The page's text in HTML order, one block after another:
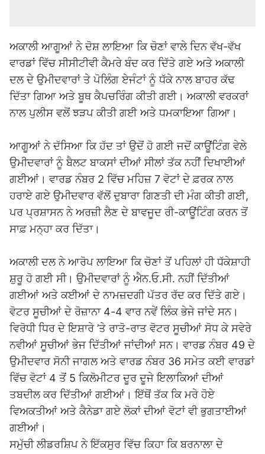
ਅਕਾਲੀ ਆਗੂਆਂ ਨੇ ਦੋਸ਼ ਲਾਇਆ ਕਿ ਚੋਣਾਂ ਵਾਲੇ ਦਿਨ ਵੱਖ-ਵੱਖ
ਵਾਰਡਾਂ ਵਿੱਚ ਸੀਸੀਟੀਵੀ ਕੈਮਰੇ ਬੰਦ ਕਰ ਦਿੱਤੇ ਗਏ ਅਤੇ ਅਕਾਲੀ
ਦਲ ਦੇ ਉਮੀਦਵਾਰਾਂ ਤੇ ਪੋਲਿੰਗ ਏਜੰਟਾਂ ਨੂੰ ਧੱਕੇ ਨਾਲ ਬਾਹਰ ਕੱਢ
ਦਿੱਤਾ ਗਿਆ ਅਤੇ ਬੂਥ ਕੈਪਚਰਿੰਗ ਕੀਤੀ ਗਈ। ਅਕਾਲੀ ਵਰਕਰਾਂ
ਨਾਲ ਪੁਲੀਸ ਵਲੋਂ ਝੜਪ ਕੀਤੀ ਗਈ ਅਤੇ ਧਮਕਾਇਆ ਗਿਆ।
ਆਗੂਆਂ ਨੇ ਦੱਸਿਆ ਕਿ ਹੱਦ ਤਾਂ ਉਦੋਂ ਹੋ ਗਈ ਜਦੋਂ ਕਾਊਂਟਿੰਗ ਵੇਲੇ
ਉਮੀਦਵਾਰਾਂ ਨੂੰ ਬੈਲਟ ਬਾਕਸਾਂ ਦੀਆਂ ਸੀਲਾਂ ਤੱਕ ਨਹੀਂ ਦਿਖਾਈਆਂ
ਗਈਆਂ। ਵਾਰਡ ਨੰਬਰ 2 ਵਿੱਚ ਮਹਿਜ਼ 7 ਵੋਟਾਂ ਦੇ ਫ਼ਰਕ ਨਾਲ
ਹਰਾਏ ਗਏ ਉਮੀਦਵਾਰ ਵੱਲੋਂ ਦੁਬਾਰਾ ਗਿਣਤੀ ਦੀ ਮੰਗ ਕੀਤੀ ਗਈ,
ਪਰ ਪ੍ਰਸ਼ਾਸਨ ਨੇ ਅਰਜ਼ੀ ਲੈਣ ਦੇ ਬਾਵਜੂਦ ਰੀ-ਕਾਊਂਟਿੰਗ ਕਰਨ ਤੋਂ
ਸਾਫ਼ ਮਨ੍ਹਾ ਕਰ ਦਿੱਤਾ।
ਅਕਾਲੀ ਦਲ ਨੇ ਆਰੋਪ ਲਾਇਆ ਕਿ ਚੋਣਾਂ ਤੋਂ ਪਹਿਲਾਂ ਹੀ ਧੱਕੇਸ਼ਾਹੀ
ਸ਼ੁਰੂ ਹੋ ਗਈ ਸੀ। ਉਮੀਦਵਾਰਾਂ ਨੂੰ ਐਨ.ਓ.ਸੀ. ਨਹੀਂ ਦਿੱਤੀਆਂ
ਗਈਆਂ ਅਤੇ ਕਈਆਂ ਦੇ ਨਾਮਜ਼ਦਗੀ ਪੱਤਰ ਰੱਦ ਕਰ ਦਿੱਤੇ ਗਏ।
ਵੋਟਰ ਸੂਚੀਆਂ ਦੇ ਰੋਜ਼ਾਨਾ 4-4 ਵਾਰ ਨਵੇਂ ਲਿੰਕ ਭੇਜੇ ਜਾਂਦੇ ਸਨ।
ਵਿਰੋਧੀ ਧਿਰ ਦੇ ਇਸ਼ਾਰੇ ’ਤੇ ਰਾਤੋ-ਰਾਤ ਵੋਟਰ ਸੂਚੀਆਂ ਸੋਧ ਕੇ ਸਵੇਰੇ
ਨਵੀਆਂ ਸੂਚੀਆਂ ਭੇਜ ਦਿੱਤੀਆਂ ਜਾਂਦੀਆਂ ਸਨ। ਵਾਰਡ ਨੰਬਰ 49 ਦੇ
ਉਮੀਦਵਾਰ ਸੋਨੀ ਜਾਗਲ ਅਤੇ ਵਾਰਡ ਨੰਬਰ 36 ਸਮੇਤ ਕਈ ਵਾਰਡਾਂ
ਵਿੱਚ ਵੋਟਾਂ 4 ਤੋਂ 5 ਕਿਲੋਮੀਟਰ ਦੂਰ ਦੂਜੇ ਇਲਾਕਿਆਂ ਦੀਆਂ
ਤਬਦੀਲ ਕਰ ਦਿੱਤੀਆਂ ਗਈਆਂ। ਇੱਥੋਂ ਤੱਕ ਕਿ ਮਰੇ ਹੋਏ
ਵਿਅਕਤੀਆਂ ਅਤੇ ਕੈਨੇਡਾ ਗਏ ਲੋਕਾਂ ਦੀਆਂ ਵੋਟਾਂ ਵੀ ਭੁਗਤਾਈਆਂ
ਗਈਆਂ।
ਸਮੁੱਚੀ ਲੀਡਰਸ਼ਿਪ ਨੇ ਇੱਕਸੁਰ ਵਿੱਚ ਕਿਹਾ ਕਿ ਬਰਨਾਲਾ ਦੇ